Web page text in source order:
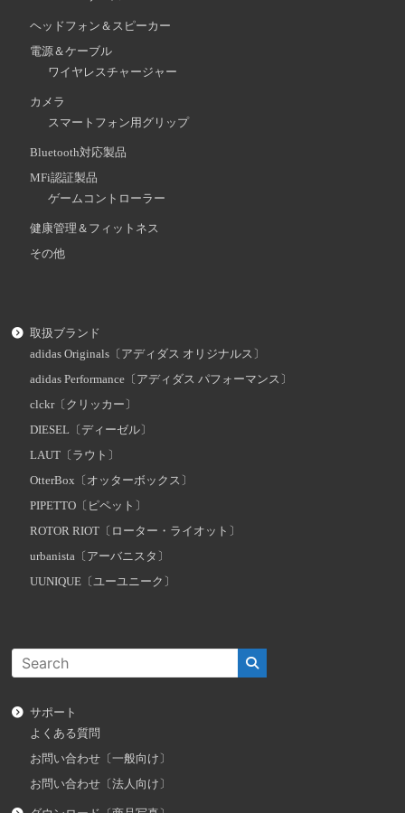
ヘッドフォン＆スピーカー
電源＆ケーブル
ワイヤレスチャージャー
カメラ
スマートフォン用グリップ
Bluetooth対応製品
MFi認証製品
ゲームコントローラー
健康管理＆フィットネス
その他
取扱ブランド
adidas Originals〔アディダス オリジナルス〕
adidas Performance〔アディダス パフォーマンス〕
clckr〔クリッカー〕
DIESEL〔ディーゼル〕
LAUT〔ラウト〕
OtterBox〔オッターボックス〕
PIPETTO〔ピペット〕
ROTOR RIOT〔ローター・ライオット〕
urbanista〔アーバニスタ〕
UUNIQUE〔ユーユニーク〕
サポート
よくある質問
お問い合わせ〔一般向け〕
お問い合わせ〔法人向け〕